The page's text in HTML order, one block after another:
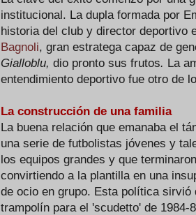
institucional. La dupla formada por
historia del club y director deportivo
Bagnoli, gran estratega capaz de
Gialloblu, dio pronto sus frutos. La
entendimiento deportivo fue otro de
La construcción de una familia
La buena relación que emanaba el
una serie de futbolistas jóvenes y
los equipos grandes y que
convirtiendo a la plantilla en una
de ocio en grupo. Esta política sirvió
trampolín para el 'scudetto' de 1984-